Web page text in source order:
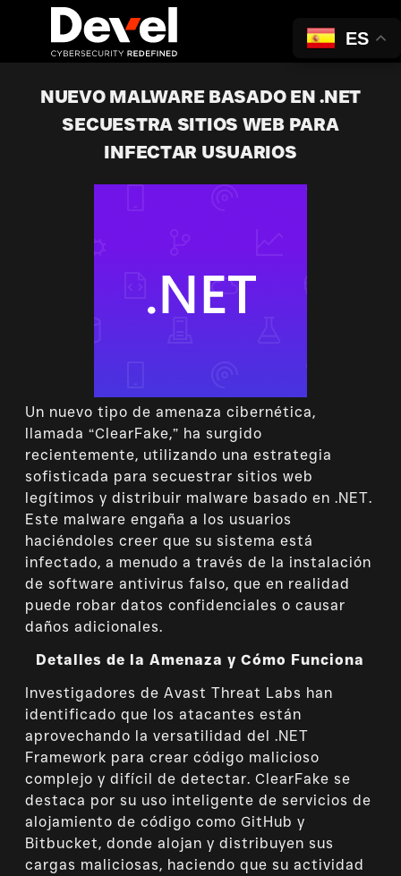
NUEVO MALWARE BASADO EN .NET
SECUESTRA SITIOS WEB PARA
INFECTAR USUARIOS
Un nuevo tipo de amenaza cibernética,
llamada “ClearFake,” ha surgido
recientemente, utilizando una estrategia
sofisticada para secuestrar sitios web
legítimos y distribuir malware basado en .NET.
Este malware engaña a los usuarios
haciéndoles creer que su sistema está
infectado, a menudo a través de la instalación
de software antivirus falso, que en realidad
puede robar datos confidenciales o causar
daños adicionales.
Detalles de la Amenaza y Cómo Funciona
Investigadores de Avast Threat Labs han
identificado que los atacantes están
aprovechando la versatilidad del .NET
Framework para crear código malicioso
complejo y difícil de detectar. ClearFake se
destaca por su uso inteligente de servicios de
alojamiento de código como GitHub y
Bitbucket, donde alojan y distribuyen sus
cargas maliciosas, haciendo que su actividad
ES